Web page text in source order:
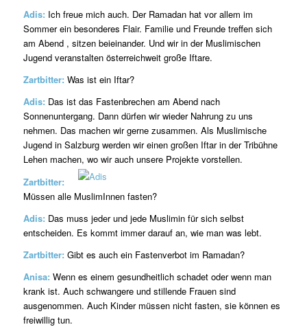
Adis: Ich freue mich auch. Der Ramadan hat vor allem im
Sommer ein besonderes Flair. Familie und Freunde treffen sich
am Abend , sitzen beieinander. Und wir in der Muslimischen
Jugend veranstalten österreichweit große Iftare.
Zartbitter: Was ist ein Iftar?
Adis: Das ist das Fastenbrechen am Abend nach
Sonnenuntergang. Dann dürfen wir wieder Nahrung zu uns
nehmen. Das machen wir gerne zusammen. Als Muslimische
Jugend in Salzburg werden wir einen großen Iftar in der Tribühne
Lehen machen, wo wir auch unsere Projekte vorstellen.
Zartbitter:
Müssen alle MuslimInnen fasten?
Adis: Das muss jeder und jede Muslimin für sich selbst
entscheiden. Es kommt immer darauf an, wie man was lebt.
Zartbitter: Gibt es auch ein Fastenverbot im Ramadan?
Anisa: Wenn es einem gesundheitlich schadet oder wenn man
krank ist. Auch schwangere und stillende Frauen sind
ausgenommen. Auch Kinder müssen nicht fasten, sie können es
freiwillig tun.